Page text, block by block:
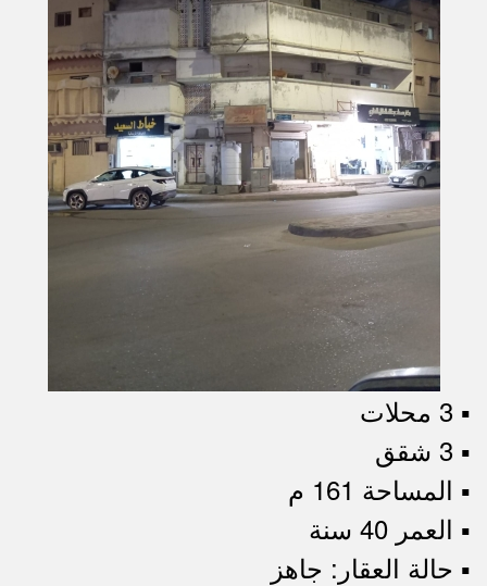
▪︎ 3 محلات
▪︎ 3 شقق
▪︎ المساحة 161 م
▪︎ العمر 40 سنة
▪︎ حالة العقار: جاهز